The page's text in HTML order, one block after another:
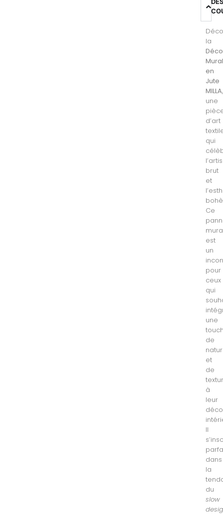
la
en
Jute
MILLA,
une
d’art
qui
brut
et
Ce
est
un
pour
ceux
qui
une
de
et
de
à
leur
Il
dans
la
du
slow